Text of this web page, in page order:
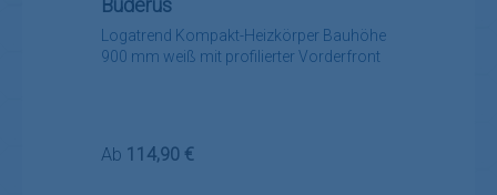
Logatrend Kompakt-Heizkörper Bauhöhe
900 mm weiß mit profilierter Vorderfront
Regulärer Preis:
Ab 114,90 €